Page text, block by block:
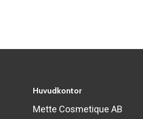
Huvudkontor
Mette Cosmetique AB